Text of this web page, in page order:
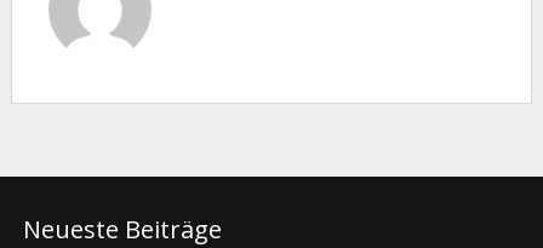
Neueste Beiträge